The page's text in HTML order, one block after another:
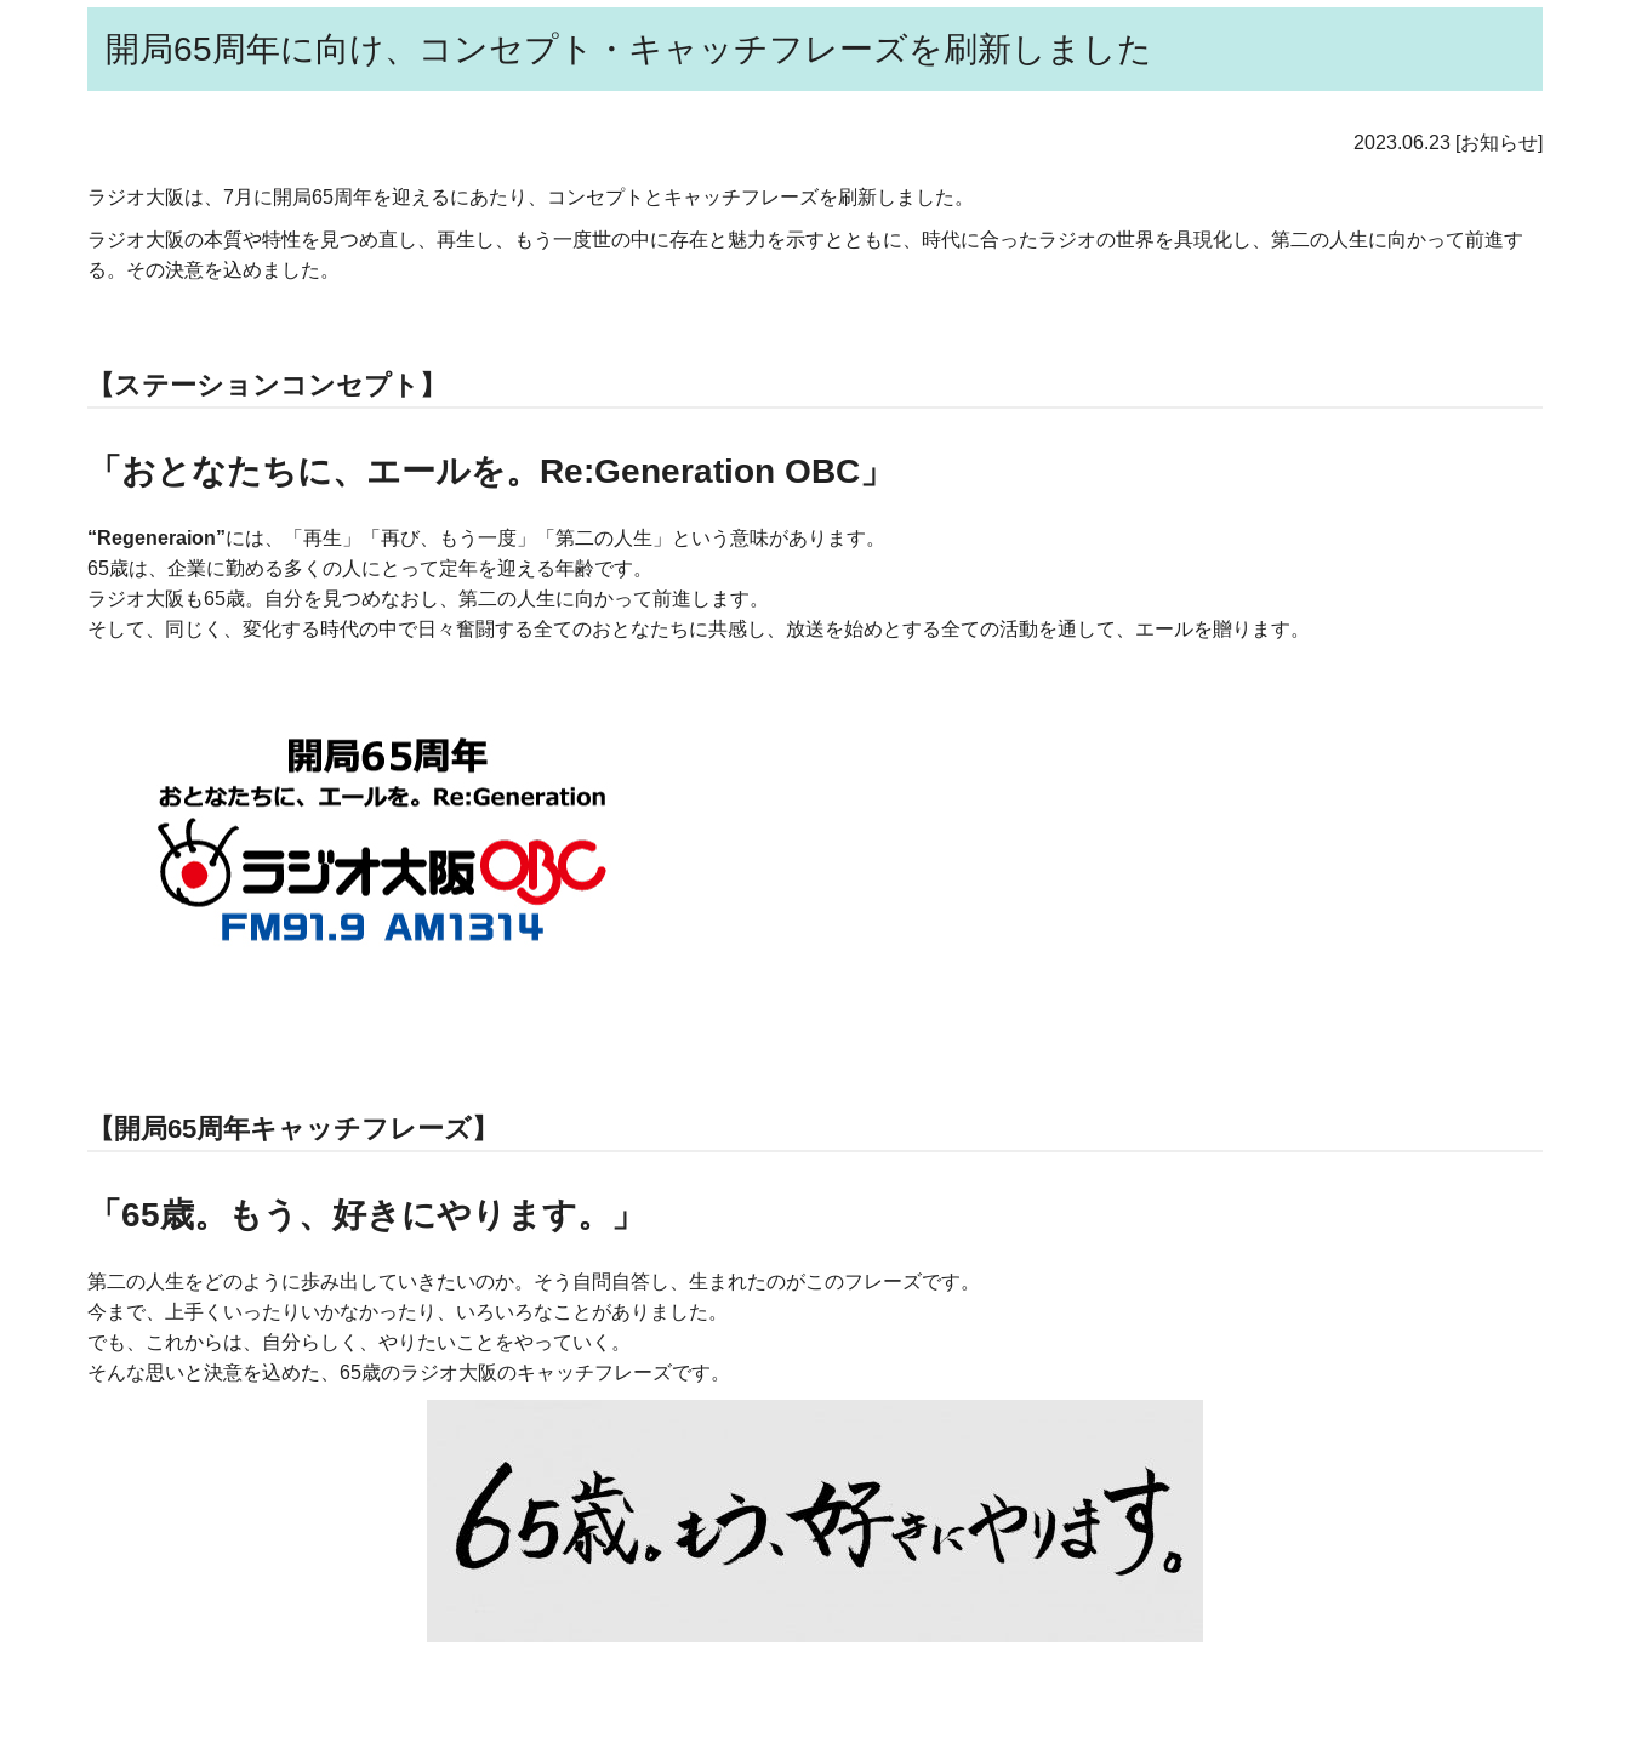
開局65周年に向け、コンセプト・キャッチフレーズを刷新しました
2023.06.23 [お知らせ]
ラジオ大阪は、7月に開局65周年を迎えるにあたり、コンセプトとキャッチフレーズを刷新しました。
ラジオ大阪の本質や特性を見つめ直し、再生し、もう一度世の中に存在と魅力を示すとともに、時代に合ったラジオの世界を具現化し、第二の人生に向かって前進す
る。その決意を込めました。
【ステーションコンセプト】
「おとなたちに、エールを。Re:Generation OBC」
“Regeneraion”には、「再生」「再び、もう一度」「第二の人生」という意味があります。
65歳は、企業に勤める多くの人にとって定年を迎える年齢です。
ラジオ大阪も65歳。自分を見つめなおし、第二の人生に向かって前進します。
そして、同じく、変化する時代の中で日々奮闘する全てのおとなたちに共感し、放送を始めとする全ての活動を通して、エールを贈ります。
【開局65周年キャッチフレーズ】
「65歳。もう、好きにやります。」
第二の人生をどのように歩み出していきたいのか。そう自問自答し、生まれたのがこのフレーズです。
今まで、上手くいったりいかなかったり、いろいろなことがありました。
でも、これからは、自分らしく、やりたいことをやっていく。
そんな思いと決意を込めた、65歳のラジオ大阪のキャッチフレーズです。